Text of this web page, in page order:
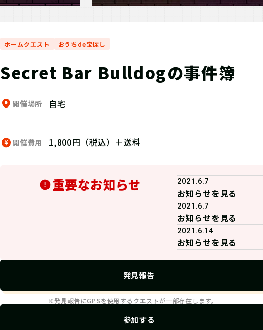
ホームクエスト おうちde宝探し
Secret Bar Bulldogの事件簿
開催場所 自宅
開催費用 1,800円（税込）＋送料
重要なお知らせ 2021.6.7
お知らせを見る
2021.6.7
お知らせを見る
2021.6.14
お知らせを見る
発見報告
※発見報告にGPSを使用するクエストが一部存在します。
参加する